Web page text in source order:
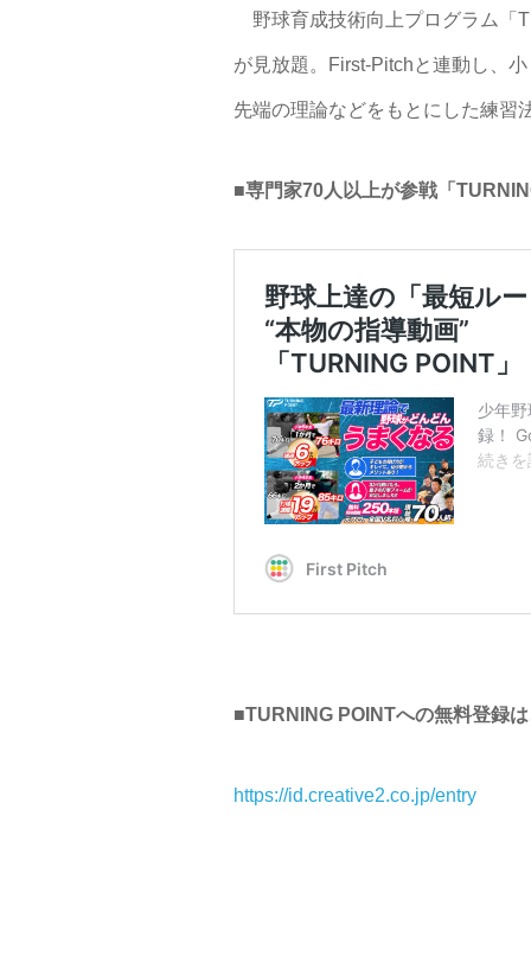
野球育成技術向上プログラム「
が見放題。First-Pitchと連動し、
先端の理論などをもとにした練習
■専門家70人以上が参戦「
■TURNING POINTへの無料登録
https://id.creative2.co.jp/entry